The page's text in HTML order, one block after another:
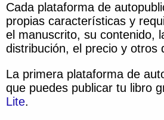
Cada plataforma de
propias características y
el manuscrito, su contenido,
distribución, el precio y otros
La primera plataforma de
que puedes publicar tu libro
Lite.